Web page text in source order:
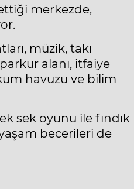
merkezde,
müzik, takı
alanı, itfaiye
havuzu ve bilim
sek oyunu ile fındık
becerileri de